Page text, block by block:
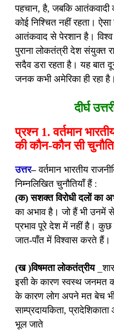
पहचान, है, जबकि
कोई निश्चित नहीं रहता।
आतंकवाद से पेरशान है।
पुराना लोकतंत्री देश संयुक्त
सदैव डरा रहता है। यह बात
जनक कभी अमेरिका ही रहा है।
दीर्घ
प्रश्न 1. वर्तमान
की कौन-कौन सी
उत्तर–वर्तमान भारतीय
निम्नलिखित चुनौतियाँ हैं :
(क) सशक्त विरोधी दलों का
का अभाव है। जो हैं भी उनमें
प्रभाव पूरे देश में नहीं है।
जात-पाँत में विश्वास करते हैं।
(ख )विषमता लोकतंत्रीय
इसी के कारण स्वस्थ जनमत का
के कारण लोग अपने मत बेच
साम्प्रदायकिता,
भूल जाते